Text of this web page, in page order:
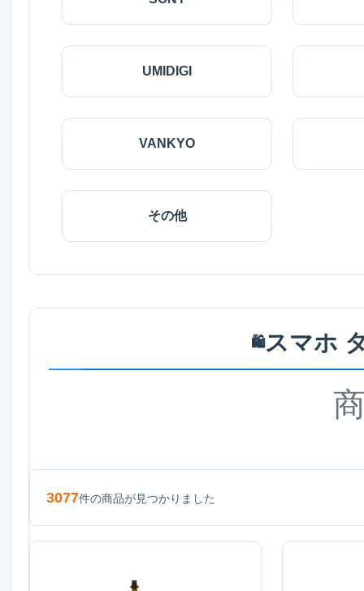
UMIDIGI
VANKYO
その他
🛍️スマホ
3077件の商品が見つかりました